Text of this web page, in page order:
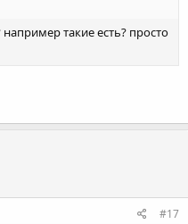
такие есть? просто
#17